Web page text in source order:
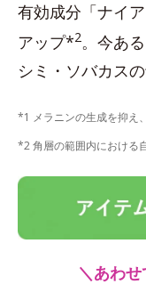
有効成分「ナイ
アップ*2。今あ
シミ・ソバカス
*1 メラニンの生成を抑え
*2 角層の範囲内における
＼あわせ